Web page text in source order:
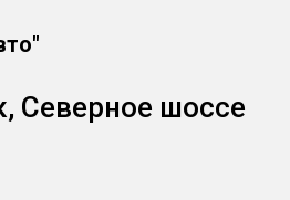
Северное шоссе